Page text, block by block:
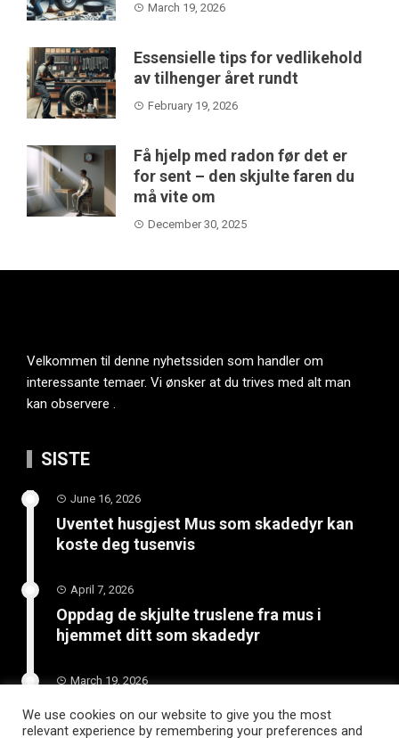
March 19, 2026
Essensielle tips for vedlikehold
av tilhenger året rundt
February 19, 2026
Få hjelp med radon før det er
for sent – den skjulte faren du
må vite om
December 30, 2025
Velkommen til denne nyhetssiden som handler om
interessante temaer. Vi ønsker at du trives med alt man
kan observere .
SISTE
June 16, 2026
Uventet husgjest Mus som skadedyr kan
koste deg tusenvis
April 7, 2026
Oppdag de skjulte truslene fra mus i
hjemmet ditt som skadedyr
March 19, 2026
Slik vedlikeholder du tilhengeren for
langvarig bruk
We use cookies on our website to give you the most
relevant experience by remembering your preferences and